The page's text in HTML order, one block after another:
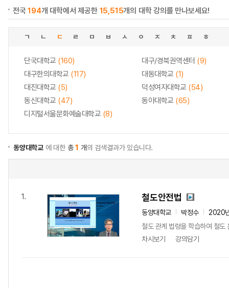
전국194개 대학에서 제공한 15,515개의 대학 강의를 만나보세요!
ㄱ ㄴ ㄷ ㄹ ㅁ ㅂ ㅅ ㅇ ㅈ ㅊ ㅍ ㅎ
단국대학교 (160) 대구/경북권역센터 (9)
대구한의대학교 (117) 대동대학교 (1)
대진대학교 (5) 덕성여자대학교 (54)
동신대학교 (47) 동아대학교 (65)
디지털서울문화예술대학교 (8)
동양대학교 에 대한 총1 개의 검색결과가 있습니다.
1. 철도안전법
동양대학교 박정수
2020
철도 관계 법령을 학습하여 철도
차시보기
강의담기